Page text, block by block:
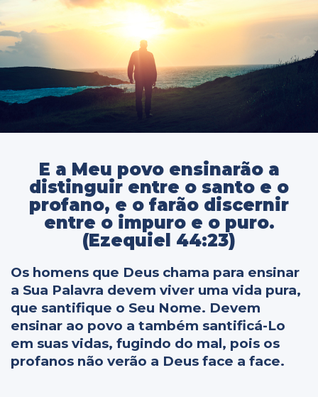
E a Meu povo ensinarão a
distinguir entre o santo e o
profano, e o farão discernir
entre o impuro e o puro.
(Ezequiel 44:23)
Os homens que Deus chama para ensinar
a Sua Palavra devem viver uma vida pura,
que santifique o Seu Nome. Devem
ensinar ao povo a também santificá-Lo
em suas vidas, fugindo do mal, pois os
profanos não verão a Deus face a face.